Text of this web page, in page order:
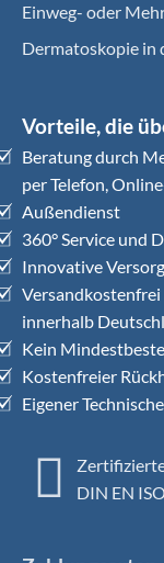
Einweg- oder
Dermatoskopie in
Vorteile, die
Beratung durch
per Telefon,
Außendienst
360° Service und
Innovative
innerhalb
Kein
Kostenfreier
Eigener
DIN EN